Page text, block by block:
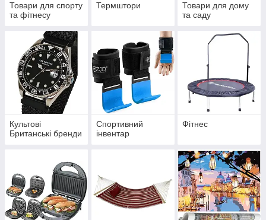
Товари для спорту
та фітнесу
Термштори
Товари для дому
та саду
Культові
Британські бренди
Спортивний
інвентар
Фітнес